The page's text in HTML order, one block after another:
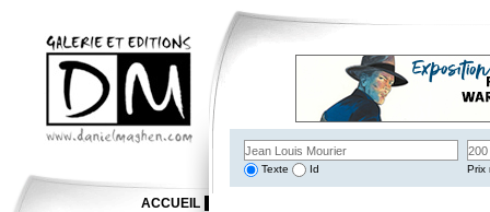
Texte Id Prix
ACCUEIL